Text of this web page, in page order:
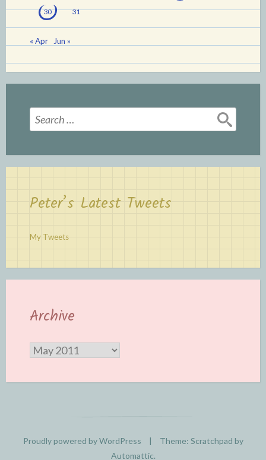
30 31
« Apr Jun »
Search
for:
Peter’s Latest Tweets
My Tweets
Archive
Archive
Proudly powered by WordPress |
Theme: Scratchpad by
Automattic.